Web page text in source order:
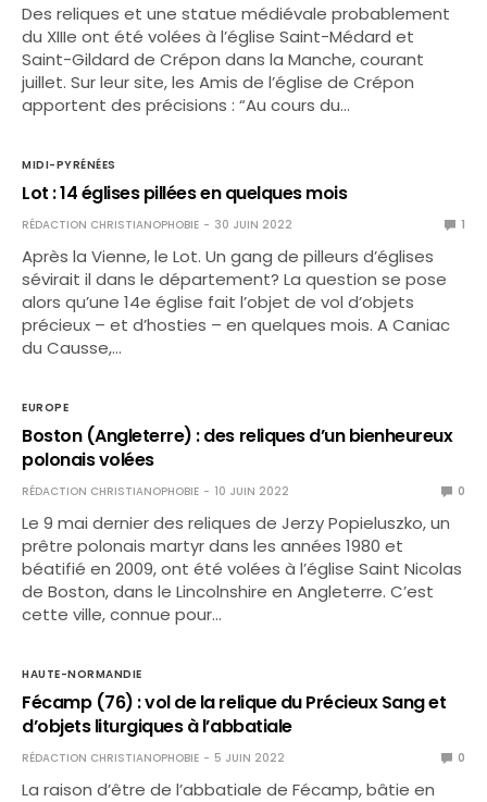
Des reliques et une statue médiévale probablement
du XIIIe ont été volées à l’église Saint-Médard et
Saint-Gildard de Crépon dans la Manche, courant
juillet. Sur leur site, les Amis de l’église de Crépon
apportent des précisions : “Au cours du…
MIDI-PYRÉNÉES
Lot : 14 églises pillées en quelques mois
RÉDACTION CHRISTIANOPHOBIE 30 JUIN 2022 1
Après la Vienne, le Lot. Un gang de pilleurs d’églises
sévirait il dans le département? La question se pose
alors qu’une 14e église fait l’objet de vol d’objets
précieux – et d’hosties – en quelques mois. A Caniac
du Causse,…
EUROPE
Boston (Angleterre) : des reliques d’un bienheureux
polonais volées
RÉDACTION CHRISTIANOPHOBIE 10 JUIN 2022 0
Le 9 mai dernier des reliques de Jerzy Popieluszko, un
prêtre polonais martyr dans les années 1980 et
béatifié en 2009, ont été volées à l’église Saint Nicolas
de Boston, dans le Lincolnshire en Angleterre. C’est
cette ville, connue pour…
HAUTE-NORMANDIE
Fécamp (76) : vol de la relique du Précieux Sang et
d’objets liturgiques à l’abbatiale
RÉDACTION CHRISTIANOPHOBIE 5 JUIN 2022 0
La raison d’être de l’abbatiale de Fécamp, bâtie en